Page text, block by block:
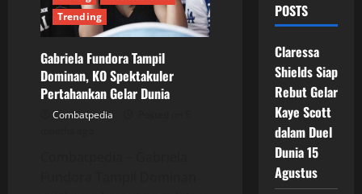
Trending
Gabriela Fundora Tampil
Dominan, KO Spektakuler
Pertahankan Gelar Dunia
Combatpedia
POSTS
Claressa
Shields Siap
Rebut Gelar
Kaye Scott
dalam Duel
Dunia 15
Agustus